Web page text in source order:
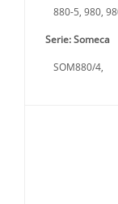
880-5, 980,
Serie: Someca
SOM880/4,